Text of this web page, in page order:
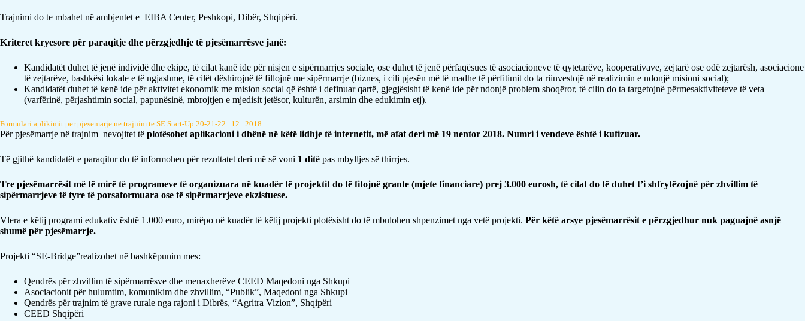
Trajnimi do te mbahet në ambjentet e EIBA Center, Peshkopi, Dibër, Shqipëri.
Kriteret kryesore për paraqitje dhe përzgjedhje të pjesëmarrësve janë:
Kandidatët duhet të jenë individë dhe ekipe, të cilat kanë ide për nisjen e sipërmarrjes sociale, ose duhet të jenë përfaqësues të asociacioneve të qytetarëve, kooperativave, zejtarë ose odë zejtarësh, asociacione
të zejtarëve, bashkësi lokale e të ngjashme, të cilët dëshirojnë të fillojnë me sipërmarrje (biznes, i cili pjesën më të madhe të përfitimit do ta riinvestojë në realizimin e ndonjë misioni social);
Kandidatët duhet të kenë ide për aktivitet ekonomik me mision social që është i definuar qartë, gjegjësisht të kenë ide për ndonjë problem shoqëror, të cilin do ta targetojnë përmesaktiviteteve të veta
(varfërinë, përjashtimin social, papunësinë, mbrojtjen e mjedisit jetësor, kulturën, arsimin dhe edukimin etj).
Formulari aplikimit per pjesemarje ne trajnim te SE Start-Up 20-21-22 . 12 . 2018
Për pjesëmarrje në trajnim nevojitet të plotësohet aplikacioni i dhënë në këtë lidhje të internetit, më afat deri më 19 nentor 2018. Numri i vendeve është i kufizuar.
Të gjithë kandidatët e paraqitur do të informohen për rezultatet deri më së voni 1 ditë pas mbylljes së thirrjes.
Tre pjesëmarrësit më të mirë të programeve të organizuara në kuadër të projektit do të fitojnë grante (mjete financiare) prej 3.000 eurosh, të cilat do të duhet t’i shfrytëzojnë për zhvillim të
sipërmarrjeve të tyre të porsaformuara ose të sipërmarrjeve ekzistuese.
Vlera e këtij programi edukativ është 1.000 euro, mirëpo në kuadër të këtij projekti plotësisht do të mbulohen shpenzimet nga vetë projekti. Për këtë arsye pjesëmarrësit e përzgjedhur nuk paguajnë asnjë
shumë për pjesëmarrje.
Projekti “SE-Bridge”realizohet në bashkëpunim mes:
Qendrës për zhvillim të sipërmarrësve dhe menaxherëve CEED Maqedoni nga Shkupi
Asociacionit për hulumtim, komunikim dhe zhvillim, “Publik”, Maqedoni nga Shkupi
Qendrës për trajnim të grave rurale nga rajoni i Dibrës, “Agritra Vizion”, Shqipëri
CEED Shqipëri